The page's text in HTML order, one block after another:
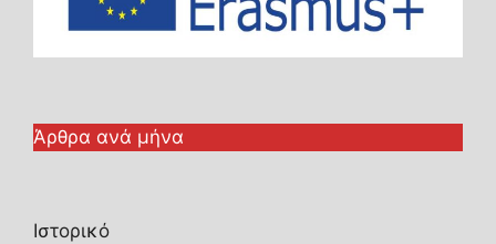
Άρθρα ανά μήνα
Ιστορικό